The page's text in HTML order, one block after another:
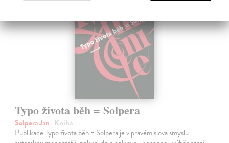
Typo života běh = Solpera
Solpera Jan | Kniha
Publikace Typo života běh = Solpera je v pravém slova smyslu